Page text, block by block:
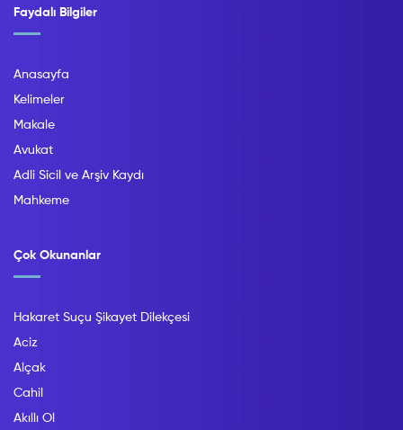
Faydalı Bilgiler
Anasayfa
Kelimeler
Makale
Avukat
Adli Sicil ve Arşiv Kaydı
Mahkeme
Çok Okunanlar
Hakaret Suçu Şikayet Dilekçesi
Aciz
Alçak
Cahil
Akıllı Ol